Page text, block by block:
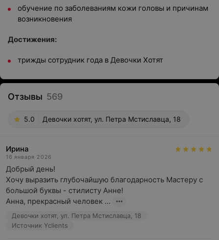
обучение по заболеваниям кожи головы и причинам
возникновения
Достижения:
трижды сотрудник года в Девочки Хотят
Отзывы 569
5.0 Девочки хотят, ул. Петра Мстиславца, 18
Ирина
16 января 2026
Добрый день!
Хочу выразить глубочайшую благодарность Мастеру с
большой буквы - стилисту Анне!
Анна, прекрасный человек ...
Девочки хотят, ул. Петра Мстиславца, 18
Источник Yclients